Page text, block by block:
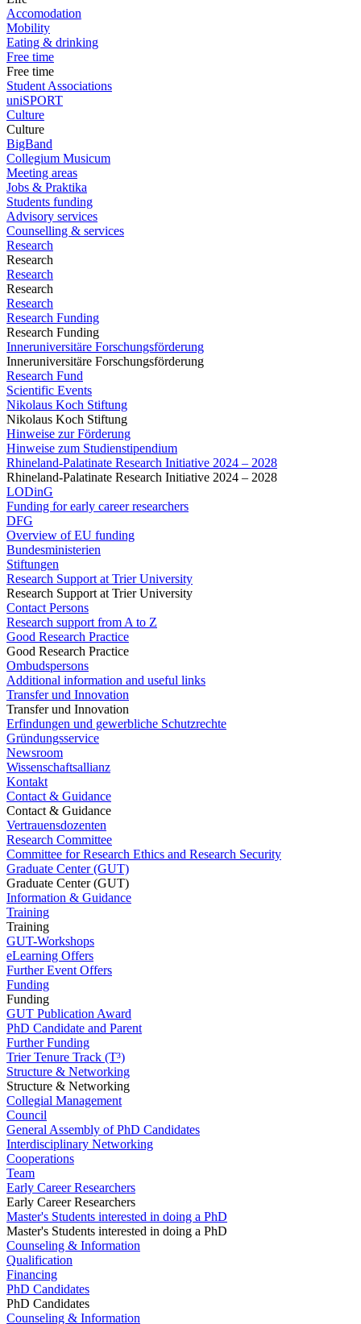
Accomodation
Mobility
Eating & drinking
Free time
Free time
Student Associations
uniSPORT
Culture
Culture
BigBand
Collegium Musicum
Meeting areas
Jobs & Praktika
Students funding
Advisory services
Counselling & services
Research
Research
Research
Research
Research
Research Funding
Research Funding
Inneruniversitäre Forschungsförderung
Inneruniversitäre Forschungsförderung
Research Fund
Scientific Events
Nikolaus Koch Stiftung
Nikolaus Koch Stiftung
Hinweise zur Förderung
Hinweise zum Studienstipendium
Rhineland-Palatinate Research Initiative 2024 – 2028
Rhineland-Palatinate Research Initiative 2024 – 2028
LODinG
Funding for early career researchers
DFG
Overview of EU funding
Bundesministerien
Stiftungen
Research Support at Trier University
Research Support at Trier University
Contact Persons
Research support from A to Z
Good Research Practice
Good Research Practice
Ombudspersons
Additional information and useful links
Transfer und Innovation
Transfer und Innovation
Erfindungen und gewerbliche Schutzrechte
Gründungsservice
Newsroom
Wissenschaftsallianz
Kontakt
Contact & Guidance
Contact & Guidance
Vertrauensdozenten
Research Committee
Committee for Research Ethics and Research Security
Graduate Center (GUT)
Graduate Center (GUT)
Information & Guidance
Training
Training
GUT-Workshops
eLearning Offers
Further Event Offers
Funding
Funding
GUT Publication Award
PhD Candidate and Parent
Further Funding
Trier Tenure Track (T³)
Structure & Networking
Structure & Networking
Collegial Management
Council
General Assembly of PhD Candidates
Interdisciplinary Networking
Cooperations
Team
Early Career Researchers
Early Career Researchers
Master's Students interested in doing a PhD
Master's Students interested in doing a PhD
Counseling & Information
Qualification
Financing
PhD Candidates
PhD Candidates
Counseling & Information